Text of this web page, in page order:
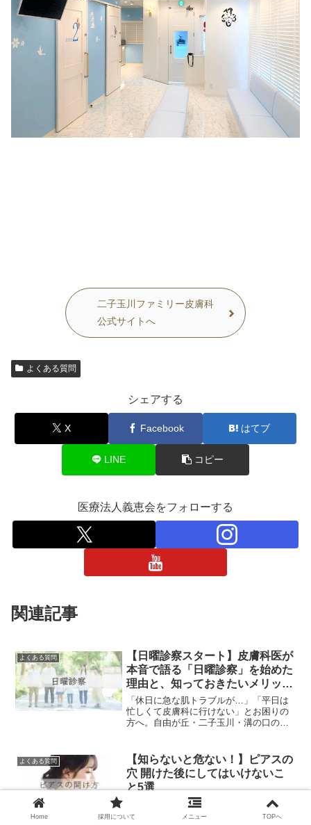
二子玉川ファミリー皮膚科
公式サイトへ
よくある質問
シェアする
X Facebook はてブ
LINE コピー
医療法人義恵会をフォローする
関連記事
よくある質問
【日曜診察スタート】皮膚科医が
本音で語る「日曜診察」を始めた
理由と、知っておきたいメリッ
ト・デメリット【自由が丘・二子
玉川・溝の口】
「休日に急な肌トラブルが…」「平日は
忙しくて皮膚科に行けない」とお困りの
方へ。自由が丘・二子玉川・溝の口のク
間を軽減し、当日の急な受診にもしっか
り対応します。
よくある質問
【知らないと危ない！】ピアスの
穴 開けた後にしてはいけないこ
と5選
ピアスの正しい開け方や痛みを最小限に
する方法を解説。医療用ピアスの選び方
Home 採用について メニュー TOPへ